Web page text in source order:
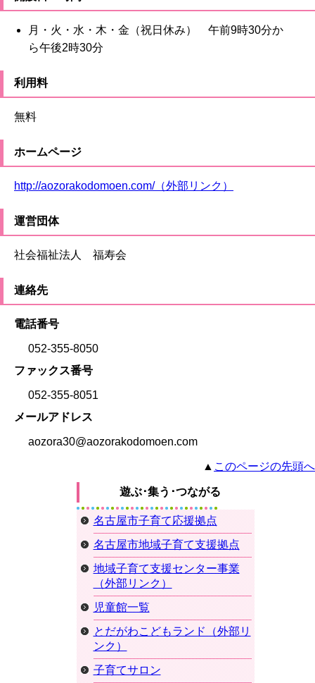
月・火・水・木・金（祝日休み） 午前9時30分か
ら午後2時30分
利用料
無料
ホームページ
http://aozorakodomoen.com/（外部リンク）
運営団体
社会福祉法人 福寿会
連絡先
電話番号
052-355-8050
ファックス番号
052-355-8051
メールアドレス
aozora30@aozorakodomoen.com
▲ このページの先頭へ
遊ぶ･集う･つながる
名古屋市子育て応援拠点
名古屋市地域子育て支援拠点
地域子育て支援センター事業
（外部リンク）
児童館一覧
とだがわこどもランド（外部リ
ンク）
子育てサロン